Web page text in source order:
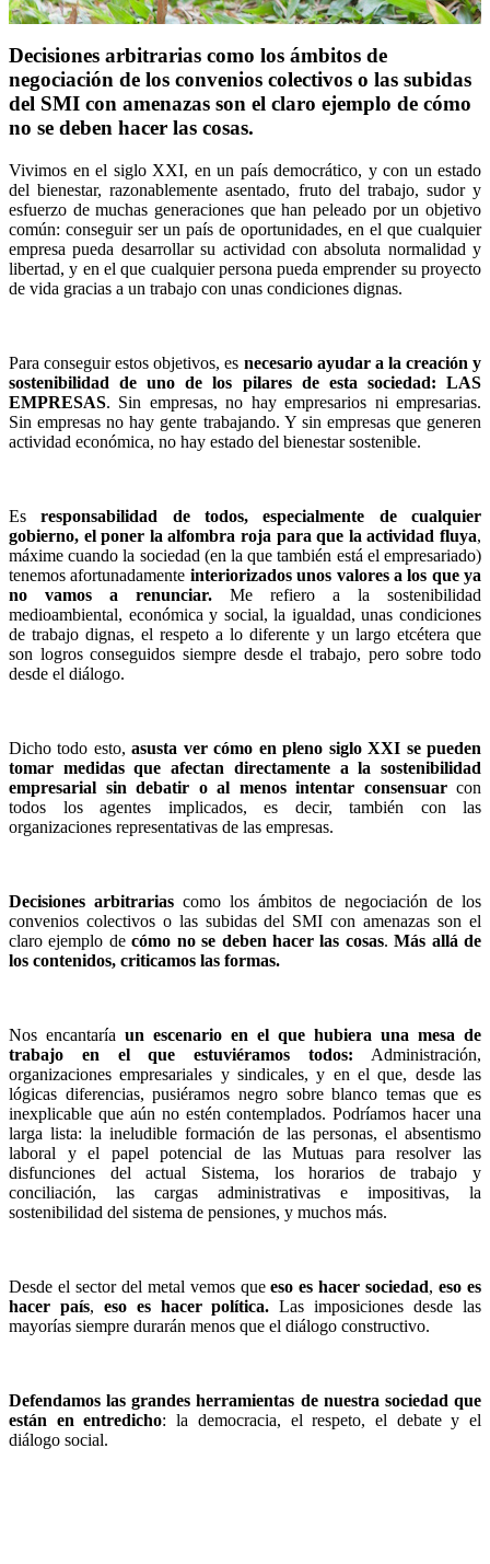
Decisiones arbitrarias como los ámbitos de
negociación de los convenios colectivos o las subidas
del SMI con amenazas son el claro ejemplo de cómo
no se deben hacer las cosas.
Vivimos en el siglo XXI, en un país democrático, y con un estado
del bienestar, razonablemente asentado, fruto del trabajo, sudor y
esfuerzo de muchas generaciones que han peleado por un objetivo
común: conseguir ser un país de oportunidades, en el que cualquier
empresa pueda desarrollar su actividad con absoluta normalidad y
libertad, y en el que cualquier persona pueda emprender su proyecto
de vida gracias a un trabajo con unas condiciones dignas.
Para conseguir estos objetivos, es necesario ayudar a la creación y
sostenibilidad de uno de los pilares de esta sociedad: LAS
EMPRESAS. Sin empresas, no hay empresarios ni empresarias.
Sin empresas no hay gente trabajando. Y sin empresas que generen
actividad económica, no hay estado del bienestar sostenible.
Esresponsabilidad de todos, especialmente de cualquier
gobierno, el poner la alfombra roja para que la actividad fluya,
máxime cuando la sociedad (en la que también está el empresariado)
tenemos afortunadamente interiorizados unos valores a los que ya
no vamos a renunciar. Me refiero a la sostenibilidad
medioambiental, económica y social, la igualdad, unas condiciones
de trabajo dignas, el respeto a lo diferente y un largo etcétera que
son logros conseguidos siempre desde el trabajo, pero sobre todo
desde el diálogo.
Dicho todo esto,asusta ver cómo en pleno siglo XXI se pueden
tomar medidas que afectan directamente a la sostenibilidad
empresarial sin debatir o al menos intentar consensuarcon
todos los agentes implicados, es decir, también con las
organizaciones representativas de las empresas.
Decisiones arbitrariascomo los ámbitos de negociación de los
convenios colectivos o las subidas del SMI con amenazas son el
claro ejemplo decómo no se deben hacer las cosas.Más allá de
los contenidos, criticamos las formas.
Nos encantaría un escenario en el que hubiera una mesa de
trabajo en el que estuviéramos todos: Administración,
organizaciones empresariales y sindicales, y en el que, desde las
lógicas diferencias, pusiéramos negro sobre blanco temas que es
inexplicable que aún no estén contemplados. Podríamos hacer una
larga lista: la ineludible formación de las personas, el absentismo
laboral y el papel potencial de las Mutuas para resolver las
disfunciones del actual Sistema, los horarios de trabajo y
conciliación, las cargas administrativas e impositivas, la
sostenibilidad del sistema de pensiones, y muchos más.
Desde el sector del metal vemos queeso es hacer sociedad,eso es
hacer país, eso es hacer política. Las imposiciones desde las
mayorías siempre durarán menos que el diálogo constructivo.
Defendamos las grandes herramientas de nuestra sociedad que
están en entredicho: la democracia, el respeto, el debate y el
diálogo social.